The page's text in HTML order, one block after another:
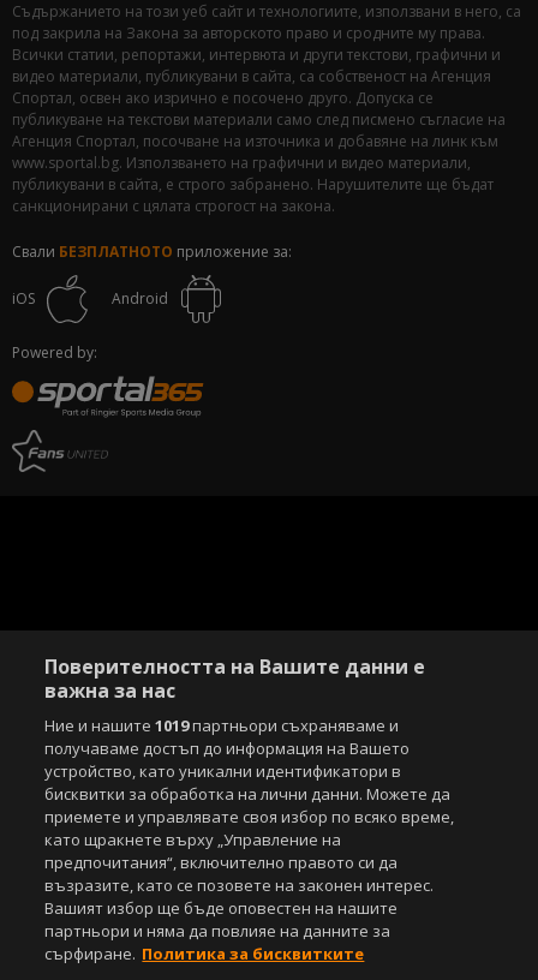
Съдържанието на този уеб сайт и технологиите, използвани в него, са
под закрила на Закона за авторското право и сродните му права.
Всички статии, репортажи, интервюта и други текстови, графични и
видео материали, публикувани в сайта, са собственост на Агенция
Спортал, освен ако изрично е посочено друго. Допуска се
публикуване на текстови материали само след писмено съгласие на
Агенция Спортал, посочване на източника и добавяне на линк към
www.sportal.bg. Използването на графични и видео материали,
публикувани в сайта, е строго забранено. Нарушителите ще бъдат
санкционирани с цялата строгост на закона.
Свали БЕЗПЛАТНОТО приложение за:
iOS Android
Powered by:
Поверителността на Вашите данни е
важна за нас
Ние и нашите1019партньори съхраняваме и
получаваме достъп до информация на Вашето
устройство, като уникални идентификатори в
бисквитки за обработка на лични данни. Можете да
приемете и управлявате своя избор по всяко време,
като щракнете върху „Управление на
предпочитания“, включително правото си да
възразите, като се позовете на законен интерес.
Вашият избор ще бъде оповестен на нашите
партньори и няма да повлияе на данните за
сърфиране. Политика за бисквитките